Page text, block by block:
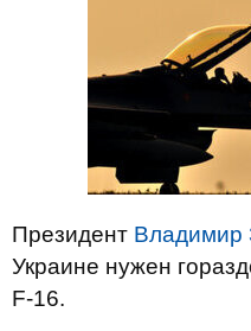
Президент Владимир
Украине нужен
F-16.